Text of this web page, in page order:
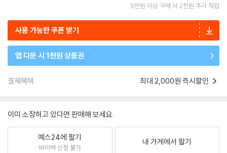
5만원 이상 구매 시 2천원 추가 적립
사용 가능한 쿠폰 받기
앱 다운 시 1천원 상품권
결제혜택 최대 2,000원 즉시할인
이미 소장하고 있다면 판매해 보세요.
예스24에 팔기
바이백 신청 불가
내 가게에서 팔기